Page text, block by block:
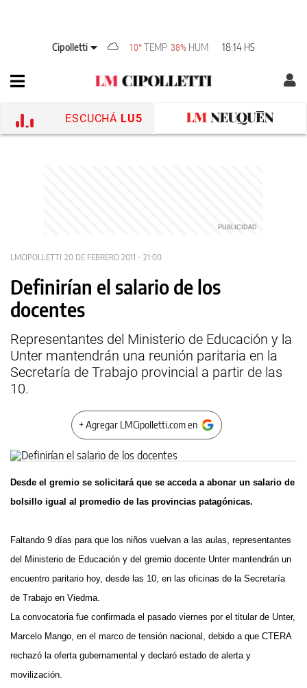
Cipolletti 10°TEMP 38% HUM 18:14 HS
ESCUCHÁ LU5
LMCIPOLLETTI 20 DE FEBRERO 2011 - 21:00
Definirían el salario de los
docentes
Representantes del Ministerio de Educación y la
Unter mantendrán una reunión paritaria en la
Secretaría de Trabajo provincial a partir de las
10.
+ Agregar LMCipolletti.com en
Desde el gremio se solicitará que se acceda a abonar un salario de
bolsillo igual al promedio de las provincias patagónicas.
Faltando 9 días para que los niños vuelvan a las aulas, representantes
del Ministerio de Educación y del gremio docente Unter mantendrán un
encuentro paritario hoy, desde las 10, en las oficinas de la Secretaría
de Trabajo en Viedma.
La convocatoria fue confirmada el pasado viernes por el titular de Unter,
Marcelo Mango, en el marco de tensión nacional, debido a que CTERA
rechazó la oferta gubernamental y declaró estado de alerta y
movilización.